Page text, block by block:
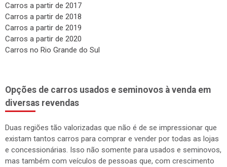
Carros a partir de 2017
Carros a partir de 2018
Carros a partir de 2019
Carros a partir de 2020
Carros no Rio Grande do Sul
Opções de carros usados e seminovos à venda em
diversas revendas
Duas regiões tão valorizadas que não é de se impressionar que
existam tantos carros para comprar e vender por todas as lojas
e concessionárias. Isso não somente para usados e seminovos,
mas também com veículos de pessoas que, com crescimento